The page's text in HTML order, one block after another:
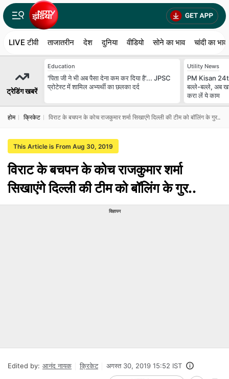
LIVE टीवी ताजातरीन देश दुनिया वीडियो सोने का भाव चांदी का भाव
ट्रेडिंग खबरें
Education
'पिता जी ने भी अब पैसा देना कम कर दिया है'... JPSC
प्रोटेस्ट में शामिल अभ्यर्थी का छलका दर्द
Utility News
PM Kisan
बल्ले-बल्ले, अब
करा लें ये काम
होम क्रिकेट विराट के बचपन के कोच राजकुमार शर्मा सिखाएंगे दिल्ली की टीम को बॉलिंग के गुर..
This Article is From Aug 30, 2019
विराट के बचपन के कोच राजकुमार शर्मा
सिखाएंगे दिल्ली की टीम को बॉलिंग के गुर..
विज्ञापन
Edited by: आनंद नायक क्रिकेट अगस्त 30, 2019 15:52 IST